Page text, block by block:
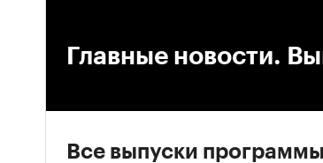
Главные новости.
Все выпуски программы